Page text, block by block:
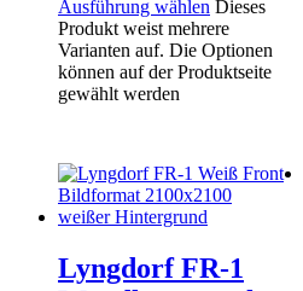
Ausführung wählen Dieses
Produkt weist mehrere
Varianten auf. Die Optionen
können auf der Produktseite
gewählt werden
Lyngdorf FR-1